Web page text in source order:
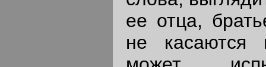
ее отца,
не